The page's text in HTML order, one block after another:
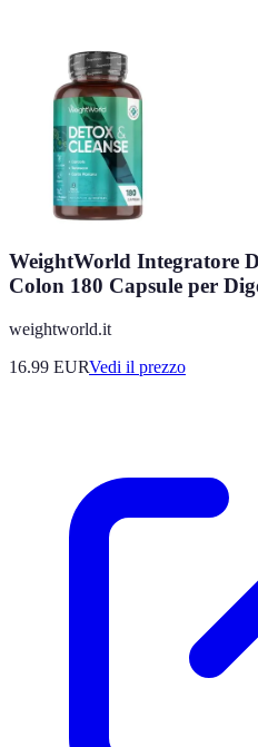
WeightWorld Integratore
Colon 180 Capsule per
weightworld.it
16.99 EURVedi il prezzo